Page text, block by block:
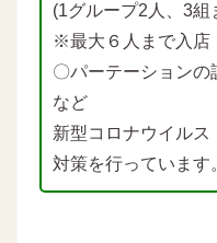
(1グループ2人、3組
※最大６人まで入店
〇パーテーションの
など
新型コロナウイルス
対策を行っています